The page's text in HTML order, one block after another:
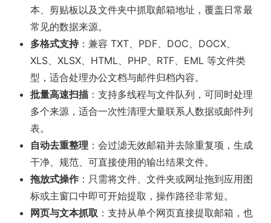
本、剪贴板以及文件夹中抓取邮箱地址，覆盖日常最
常见的数据来源。
多格式支持：兼容 TXT、PDF、DOC、DOCX、
XLS、XLSX、HTML、PHP、RTF、EML 等文件类
型，适合处理办公文档与邮件归档内容。
批量高速扫描 ：支持多线程与文件队列，可同时处理
多个来源，适合一次性清理大量联系人数据或邮件列
表。
自动去重整理 ：会过滤无效邮箱并去除重复项，生成
干净、规范、可直接使用的输出结果文件。
拖放式操作 ：只需将文件、文件夹或网址拖到应用图
标或主窗口中即可开始提取，操作路径非常短。
网页与文本抓取 ：支持从单个网页直接提取邮箱，也